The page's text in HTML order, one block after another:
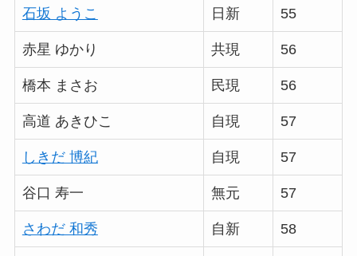
石坂 ようこ 日新 55
赤星 ゆかり 共現 56
橋本 まさお 民現 56
高道 あきひこ 自現 57
しきだ 博紀 自現 57
谷口 寿一 無元 57
さわだ 和秀 自新 58